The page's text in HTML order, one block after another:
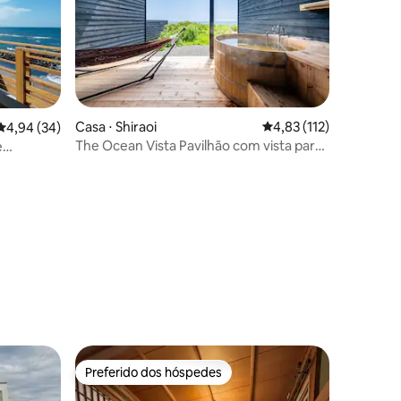
de uma avaliação média de 5, 34 avaliações
4,94 (34)
Casa ⋅ Shiraoi 4,83 de uma avaliação
4,83 (112)
The Ocean Vista Pavilhão com vista para
Preferido dos hóspedes
Preferido dos hóspedes